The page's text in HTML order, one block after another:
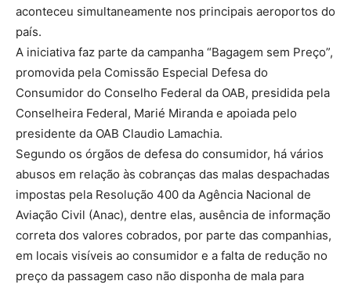
aconteceu simultaneamente nos principais aeroportos do
país.
A iniciativa faz parte da campanha “Bagagem sem Preço”,
promovida pela Comissão Especial Defesa do
Consumidor do Conselho Federal da OAB, presidida pela
Conselheira Federal, Marié Miranda e apoiada pelo
presidente da OAB Claudio Lamachia.
Segundo os órgãos de defesa do consumidor, há vários
abusos em relação às cobranças das malas despachadas
impostas pela Resolução 400 da Agência Nacional de
Aviação Civil (Anac), dentre elas, ausência de informação
correta dos valores cobrados, por parte das companhias,
em locais visíveis ao consumidor e a falta de redução no
preço da passagem caso não disponha de mala para